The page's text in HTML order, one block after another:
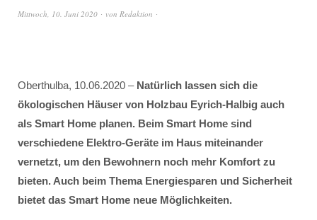
Mittwoch, 10. Juni 2020 von Redaktion
Oberthulba, 10.06.2020 – Natürlich lassen sich die
ökologischen Häuser von Holzbau Eyrich-Halbig auch
als Smart Home planen. Beim Smart Home sind
verschiedene Elektro-Geräte im Haus miteinander
vernetzt, um den Bewohnern noch mehr Komfort zu
bieten. Auch beim Thema Energiesparen und Sicherheit
bietet das Smart Home neue Möglichkeiten.